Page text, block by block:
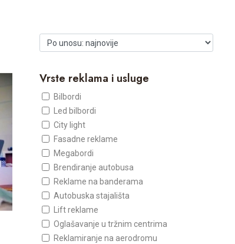
Vrste reklama i usluge
Bilbordi
Led bilbordi
City light
Fasadne reklame
Megabordi
Brendiranje autobusa
Reklame na banderama
Autobuska stajališta
Lift reklame
Oglašavanje u tržnim centrima
Reklamiranje na aerodromu